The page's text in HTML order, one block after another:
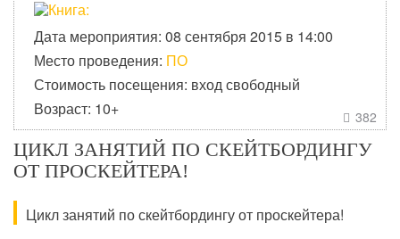
Дата мероприятия: 08 сентября 2015 в 14:00
Место проведения: ПО
Стоимость посещения: вход свободный
Возраст: 10+
 382
ЦИКЛ ЗАНЯТИЙ ПО СКЕЙТБОРДИНГУ
ОТ ПРОСКЕЙТЕРА!
Цикл занятий по скейтбордингу от проскейтера!